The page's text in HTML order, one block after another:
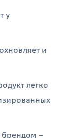
у
и
легко
брендом –